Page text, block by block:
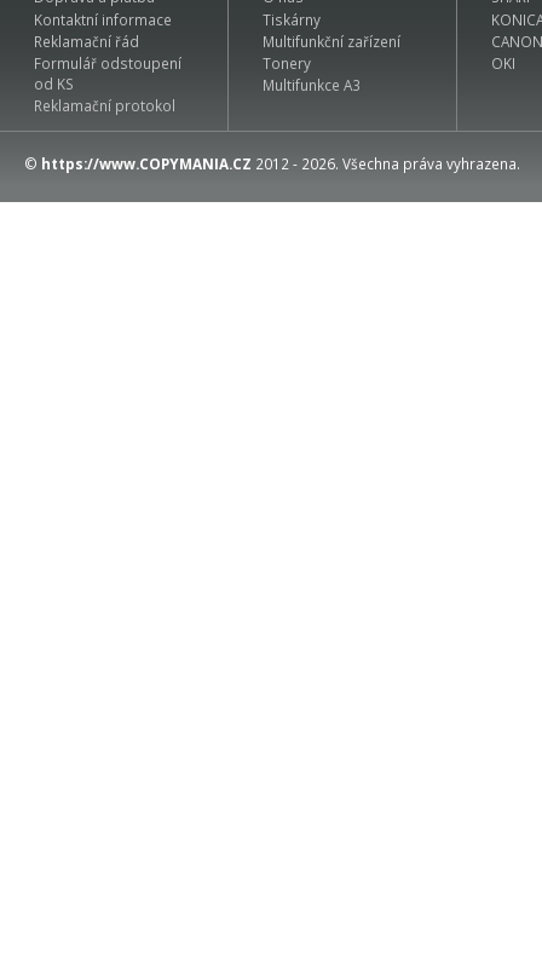
Kontaktní informace
Reklamační řád
Formulář odstoupení
od KS
Reklamační protokol
Tiskárny
Multifunkční zařízení
Tonery
Multifunkce A3
CANON
OKI
© https://www.COPYMANIA.CZ 2012 - 2026. Všechna práva vyhrazena.